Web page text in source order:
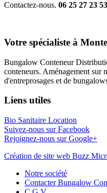
Contactez-nous. 06 25 27 23 53
Votre spécialiste à
Bungalow Conteneur
conteneurs. Aménagement sur
d'entreprosages et de
Liens utiles
Bio Sanitaire Location
Suivez-nous sur Facebook
Rejoignez-nous sur Google+
Création de site web Buzz
Notre société
Contacter Bungalow